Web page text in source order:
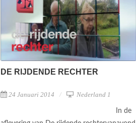
DE RIJDENDE RECHTER
24 Januari 2014 Nederland 1
In de